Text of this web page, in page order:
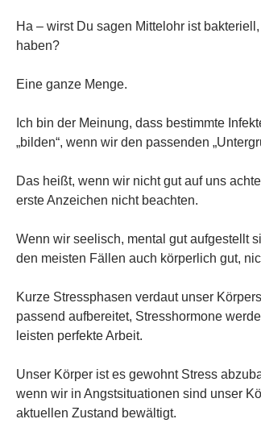
Ha – wirst Du sagen Mittelohr ist
haben?
Eine ganze Menge.
Ich bin der Meinung, dass bestimmte
„bilden“, wenn wir den passenden
Das heißt, wenn wir nicht gut auf uns
erste Anzeichen nicht beachten.
Wenn wir seelisch, mental gut aufgestellt
den meisten Fällen auch körperlich gut,
Kurze Stressphasen verdaut unser
passend aufbereitet, Stresshormone
leisten perfekte Arbeit.
Unser Körper ist es gewohnt Stress
wenn wir in Angstsituationen sind unser
aktuellen Zustand bewältigt.